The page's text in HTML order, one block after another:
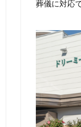
葬儀に対応